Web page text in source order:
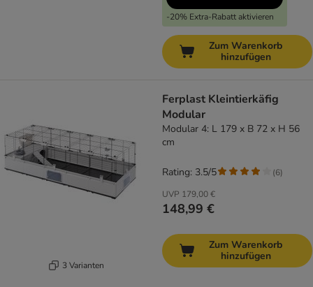
-20% Extra-Rabatt aktivieren
Zum Warenkorb
hinzufügen
3 Varianten
Ferplast Kleintierkäfig
Modular
Modular 4: L 179 x B 72 x H 56
cm
UVP 179,00 €
148,99 €
Rating: 3.5/5 (6)
Zum Warenkorb
hinzufügen